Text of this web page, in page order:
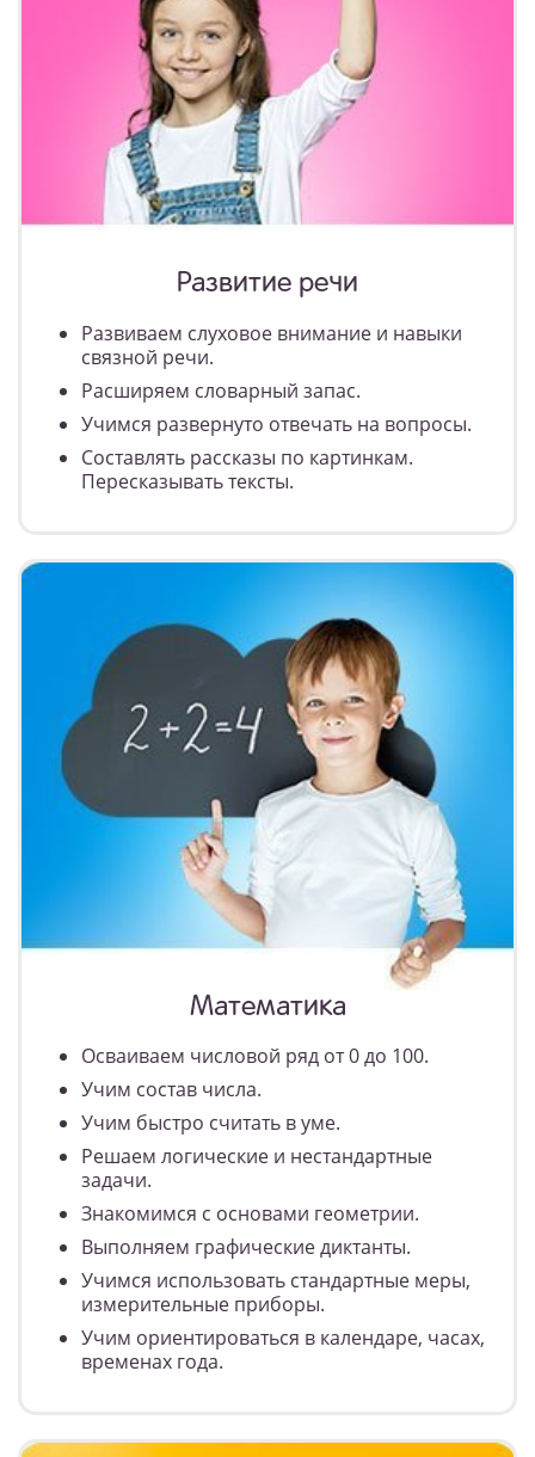
Развитие речи
Развиваем слуховое внимание и навыки
связной речи.
Расширяем словарный запас.
Учимся развернуто отвечать на вопросы.
Составлять рассказы по картинкам.
Пересказывать тексты.
Математика
Осваиваем числовой ряд от 0 до 100.
Учим состав числа.
Учим быстро считать в уме.
Решаем логические и нестандартные
задачи.
Знакомимся с основами геометрии.
Выполняем графические диктанты.
Учимся использовать стандартные меры,
измерительные приборы.
Учим ориентироваться в календаре, часах,
временах года.